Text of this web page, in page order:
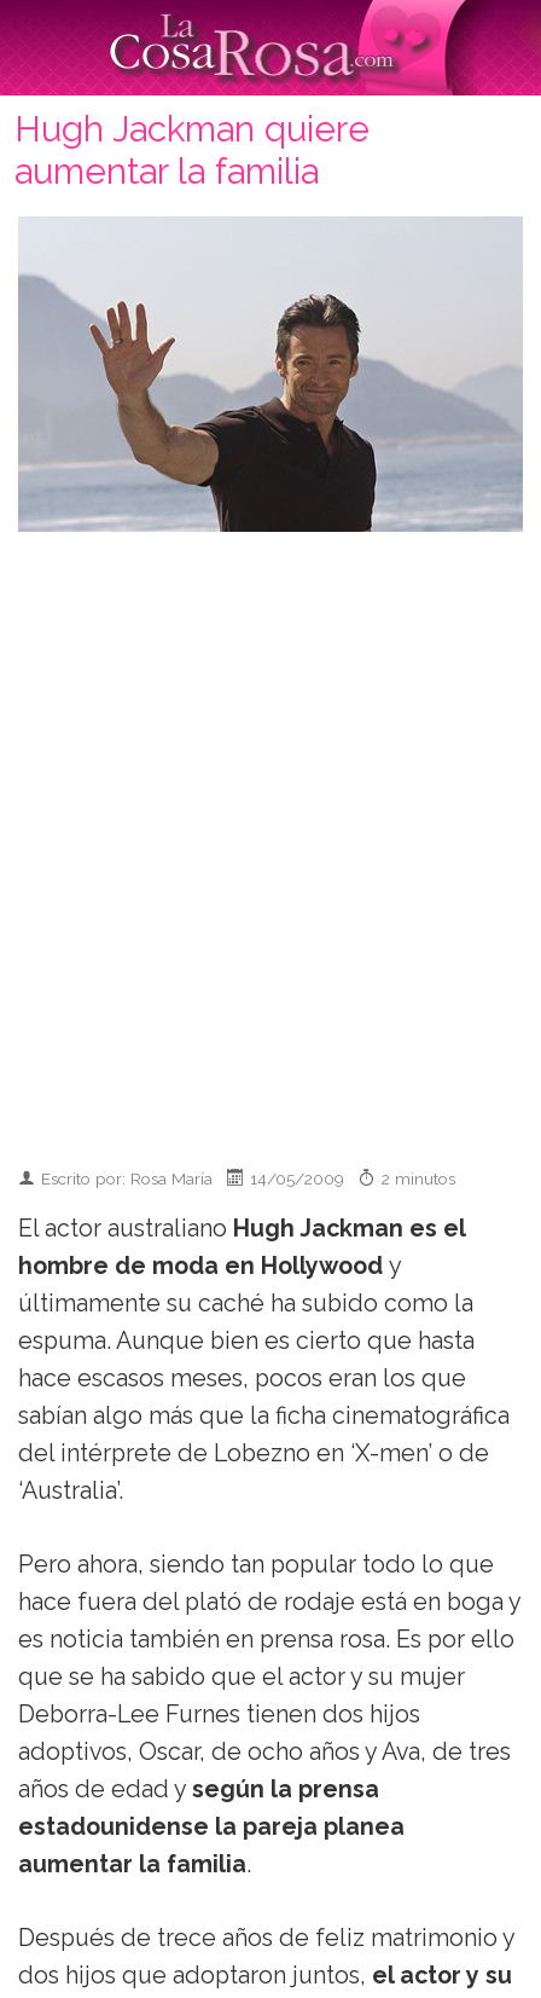
Hugh Jackman quiere
aumentar la familia
Escrito por: Rosa María 14/05/2009 2 minutos
El actor australiano Hugh Jackman es el
hombre de moda en Hollywood y
últimamente su caché ha subido como la
espuma. Aunque bien es cierto que hasta
hace escasos meses, pocos eran los que
sabían algo más que la ficha cinematográfica
del intérprete de Lobezno en ‘X-men’ o de
‘Australia’.
Pero ahora, siendo tan popular todo lo que
hace fuera del plató de rodaje está en boga y
es noticia también en prensa rosa. Es por ello
que se ha sabido que el actor y su mujer
Deborra-Lee Furnes tienen dos hijos
adoptivos, Oscar, de ocho años y Ava, de tres
años de edad y según la prensa
estadounidense la pareja planea
aumentar la familia.
Después de trece años de feliz matrimonio y
dos hijos que adoptaron juntos, el actor y su